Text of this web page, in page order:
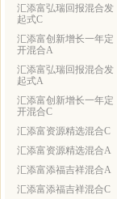
汇添富弘瑞回报混合发
起式C
汇添富创新增长一年定
开混合A
汇添富弘瑞回报混合发
起式A
汇添富创新增长一年定
开混合C
汇添富资源精选混合C
汇添富资源精选混合A
汇添富添福吉祥混合A
汇添富添福吉祥混合C